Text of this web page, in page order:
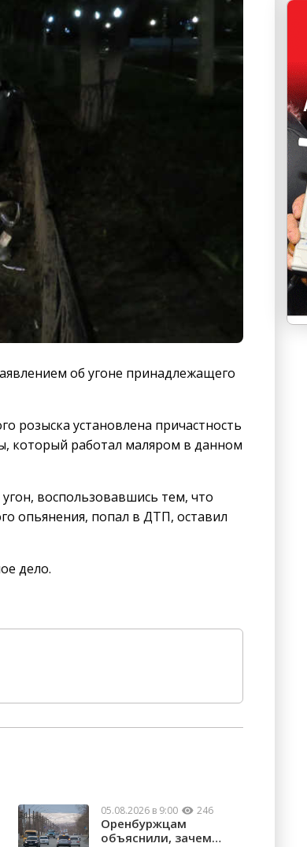
об угоне принадлежащего
розыска установлена причастность
который работал маляром в данном
воспользовавшись тем, что
опьянения, попал в ДТП, оставил
дело.
05.08.2026 в 9:00 246
Оренбуржцам
объяснили, зачем